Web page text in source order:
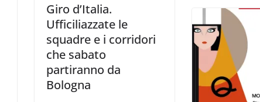
Giro d’Italia.
Ufficiliazzate le
squadre e i corridori
che sabato
partiranno da
Bologna